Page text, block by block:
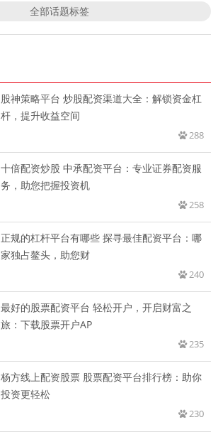
全部话题标签
股神策略平台 炒股配资渠道大全：解锁资金杠
杆，提升收益空间
288
十倍配资炒股 中承配资平台：专业证券配资服
务，助您把握投资机
258
正规的杠杆平台有哪些 探寻最佳配资平台：哪
家独占鳌头，助您财
240
最好的股票配资平台 轻松开户，开启财富之
旅：下载股票开户AP
235
杨方线上配资股票 股票配资平台排行榜：助你
投资更轻松
230